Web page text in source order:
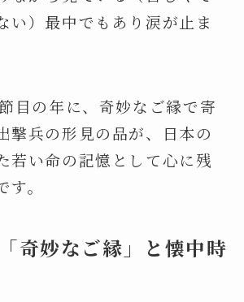
い）最中でもあり涙が止ま
目の年に、奇妙なご縁で寄
撃兵の形見の品が、日本の
若い命の記憶として心に残
。
奇妙なご縁」と懐中時